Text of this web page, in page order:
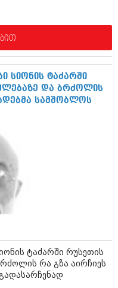
სიონის ტაძარში
და ბრძოლის
სამშობლოს
ტაძარში რუსეთის
რა გზა აირჩიეს